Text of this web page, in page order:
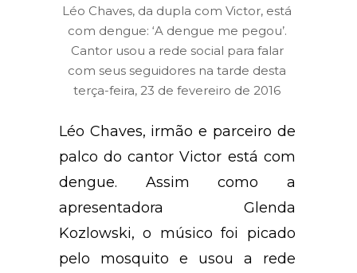
Léo Chaves, da dupla com Victor, está
com dengue: ‘A dengue me pegou’.
Cantor usou a rede social para falar
com seus seguidores na tarde desta
terça-feira, 23 de fevereiro de 2016
Léo Chaves, irmão e parceiro de
palco do cantor Victor está com
dengue. Assim como a
apresentadora Glenda
Kozlowski, o músico foi picado
pelo mosquito e usou a rede